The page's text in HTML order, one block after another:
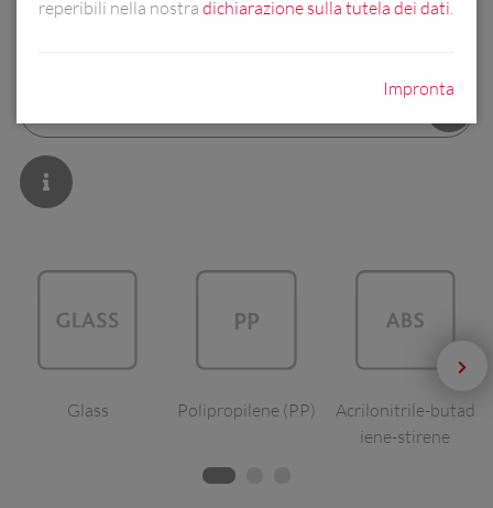
Glass Polipropilene (PP)
Acrilonitrile-butad
iene-stirene
reperibili nella nostra dichiarazione sulla tutela dei dati.
Impronta